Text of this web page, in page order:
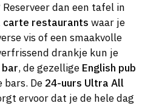
dan een tafel in
carte restaurants waar je
vis of een smaakvolle
drankje kun je
, de gezellige English pub
bars. De 24-uurs Ultra All
ervoor dat je de hele dag